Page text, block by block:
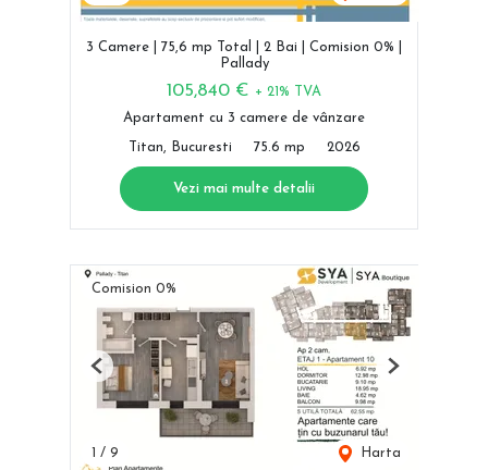
3 Camere | 75,6 mp Total | 2 Bai | Comision 0% |
Pallady
105,840 € + 21% TVA
Apartament cu 3 camere de vânzare
Titan, Bucuresti 75.6 mp 2026
Vezi mai multe detalii
Comision 0%
1 / 9 Harta
Previous Next